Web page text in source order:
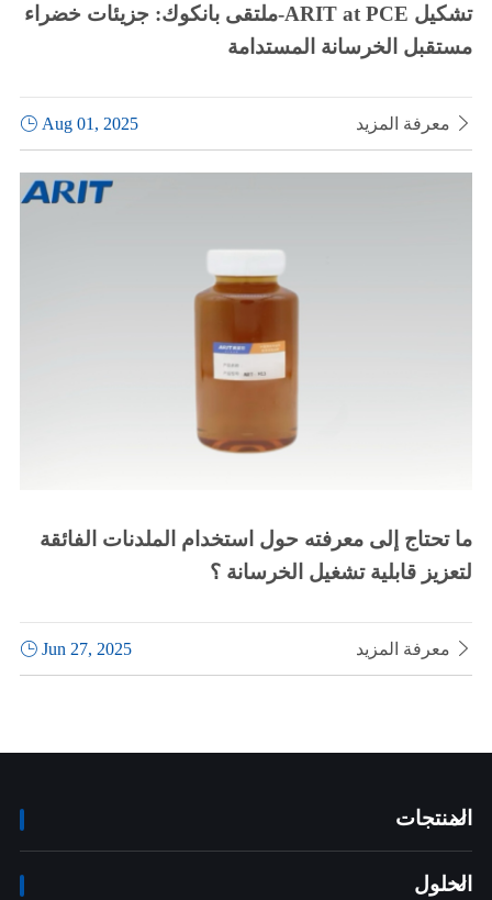
ملتقى بانكوك: جزيئات خضراء-ARIT at PCE تشكيل
مستقبل الخرسانة المستدامة
Aug 01, 2025 
ما تحتاج إلى معرفته حول استخدام الملدنات الفائقة
لتعزيز قابلية تشغيل الخرسانة ؟
Jun 27, 2025 
المنتجات

الحلول
